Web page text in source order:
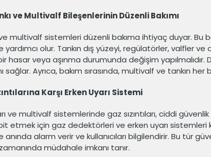
ve Multivalf Bileşenlerinin Düzenli Bakımı
multivalf sistemleri düzenli bakıma ihtiyaç duyar. Bu
yardımcı olur. Tankın dış yüzeyi, regülatörler, valfler
hasar veya aşınma durumunda değişim
sağlar. Ayrıca, bakım sırasında, multivalf ve tankın
Karşı Erken Uyarı Sistemi
ve multivalf sistemlerinde gaz sızıntıları, ciddi
etmek için gaz dedektörleri ve erken uyarı sistemleri
anında alarm verir ve kullanıcıları bilgilendirir. Bu tür
müdahale imkanı tanır.